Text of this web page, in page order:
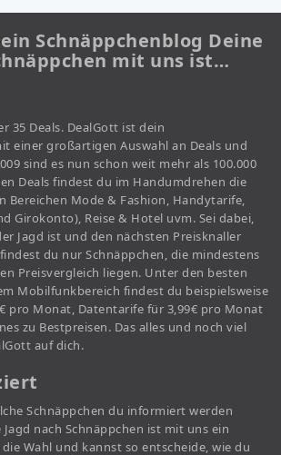
Schnäppchenblog Deine
mit uns ist…
35 Deals. DealGott ist dein
einer großartigen Auswahl an Deals und
sind es nun schon weit mehr als 100.000
Deals findest du im Handumdrehen die
Bereichen Mode & Fashion, Handytarife,
Girokonto), Reise & Hotel uvm. Sei dabei,
Jagd ist und den nächsten Preisknaller
du nur Schnäppchen, die mindestens
Preisvergleich liegen. Unter den besten
Mobilfunkbereich findest du beispielsweise
pro Monat, Datentarife für 3,99€ pro Monat
zu Bestpreisen. Das alles und noch viel
auf dich.
Schnäppchen du informiert werden
nach Schnäppchen ist mit uns ein
Wahl und kannst so entscheide, wie du